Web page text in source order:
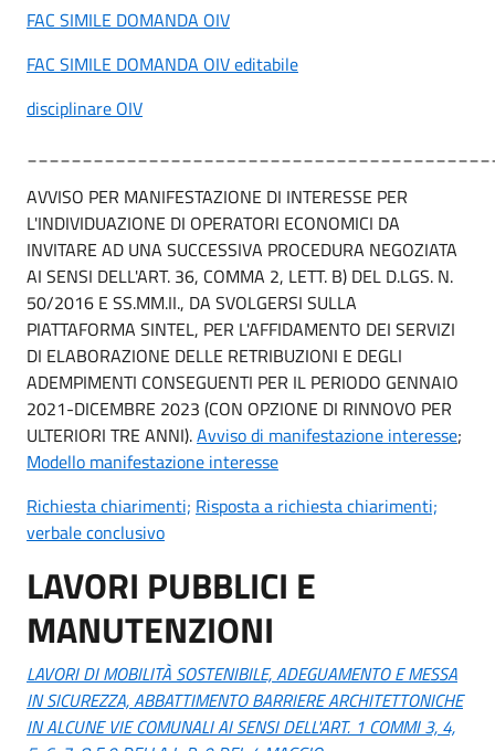
FAC SIMILE DOMANDA OIV
FAC SIMILE DOMANDA OIV editabile
disciplinare OIV
AVVISO PER MANIFESTAZIONE DI INTERESSE PER
L'INDIVIDUAZIONE DI OPERATORI ECONOMICI DA
INVITARE AD UNA SUCCESSIVA PROCEDURA NEGOZIATA
AI SENSI DELL'ART. 36, COMMA 2, LETT. B) DEL D.LGS. N.
50/2016 E SS.MM.II., DA SVOLGERSI SULLA
PIATTAFORMA SINTEL, PER L'AFFIDAMENTO DEI SERVIZI
DI ELABORAZIONE DELLE RETRIBUZIONI E DEGLI
ADEMPIMENTI CONSEGUENTI PER IL PERIODO GENNAIO
2021-DICEMBRE 2023 (CON OPZIONE DI RINNOVO PER
ULTERIORI TRE ANNI).Avvisodi manifestazione interesse;
Modello manifestazione interesse
Richiesta chiarimenti; Risposta a richiesta chiarimenti;
verbale conclusivo
LAVORI PUBBLICI E
MANUTENZIONI
LAVORI DI MOBILITÀ SOSTENIBILE, ADEGUAMENTO E MESSA
IN SICUREZZA, ABBATTIMENTO BARRIERE ARCHITETTONICHE
IN ALCUNE VIE COMUNALI AI SENSI DELL'ART. 1 COMMI 3, 4,